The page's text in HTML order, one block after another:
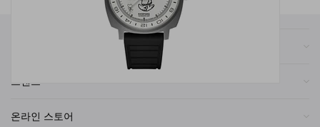
브랜드
온라인 스토어